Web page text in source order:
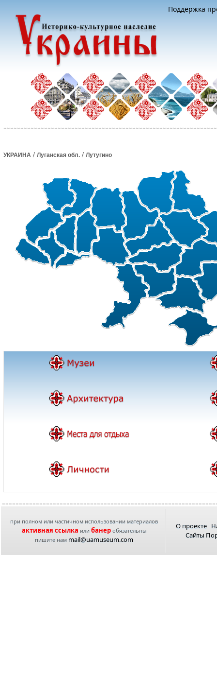
Поддержка
УКРАИНА / Луганская обл. / Лутугино
при полном или частичном использовании материалов
активная ссылка или банеробязательны
пишите нам mail@uamuseum.com
О проекте
Сайты